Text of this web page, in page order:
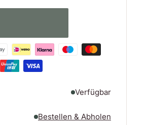
Verfügbar
Bestellen & Abholen